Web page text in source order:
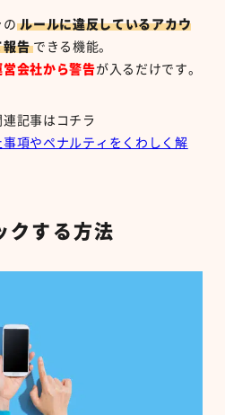
の ルールに違反しているアカウ
報告 できる機能。
営会社から警告が入るだけです。
記事はコチラ
項やペナルティをくわしく解
クする方法